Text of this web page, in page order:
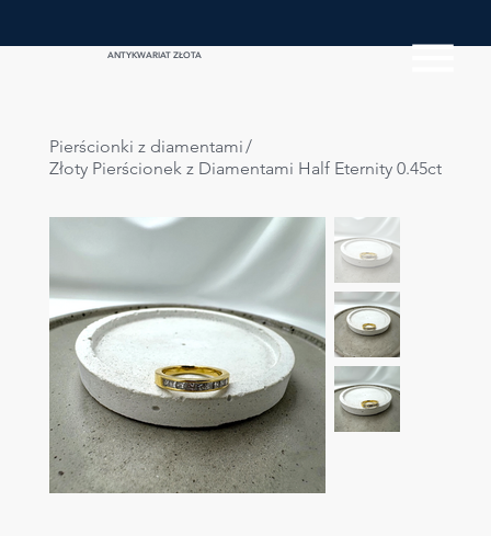
ANTYKWARIAT ZŁOTA
Pierścionki z diamentami/
Złoty Pierścionek z Diamentami Half Eternity 0.45ct